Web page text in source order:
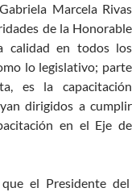
Marcela Rivas
de la Honorable
calidad en todos los
lo legislativo; parte
es la capacitación
dirigidos a cumplir
en el Eje de
el Presidente del